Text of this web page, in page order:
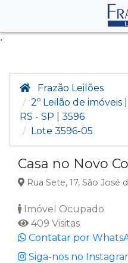
.
Frazão Leilões
2º Leilão de imóveis
RS - SP | 3596
Lote 3596-05
Rua Sete, 17, São José
Imóvel Ocupado
409 Visitas
Contatar por
Siga-nos no